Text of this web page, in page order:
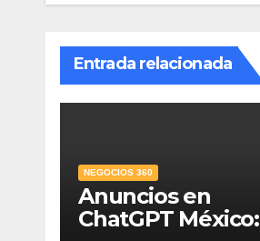
Entrada relacionada
NEGOCIOS 360
Anuncios en
ChatGPT México: